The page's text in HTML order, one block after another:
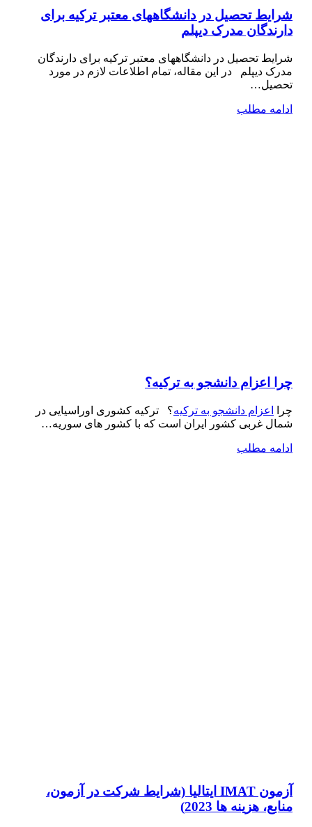
شرایط تحصیل در دانشگاههای معتبر ترکیه برای
دارندگان مدرک دیپلم
شرایط تحصیل در دانشگاههای معتبر ترکیه برای دارندگان
مدرک دیپلم در این مقاله، تمام اطلاعات لازم در مورد
تحصیل…
ادامه مطلب
چرا اعزام دانشجو به ترکیه؟
چرا اعزام دانشجو به ترکیه؟ ترکیه کشوری اوراسیایی در
شمال غربی کشور ایران است که با کشور های سوریه…
ادامه مطلب
آزمون IMAT ایتالیا (شرایط شرکت در آزمون،
منابع، هزینه ها 2023)